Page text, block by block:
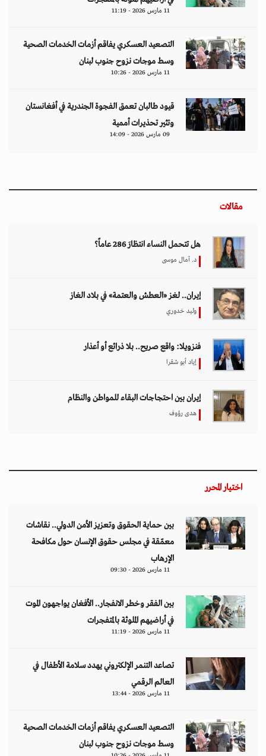
11 مارس 2026 - 11:19
التصعيد العسكري يفاقم أزمات الخدمات الصحية
وسط موجات نزوح جنوب لبنان
11 مارس 2026 - 10:26
قيود طالبان تعمق الفجوة الجندرية في أفغانستان
وتثير تحذيرات أممية
09 مارس 2026 - 14:09
مقالات
هل تتحمل النساء انتظارَ 286 عاماً؟
د. آمال موسى
إيران.. لغز «العطش والعتمة» في بلاد الغاز
وليد خدوري
فنزويلا: واقع صريح.. بلا ذرائع أو أعذار
إياد أبو شقرا
إيران بين احتجاجات البقاء للمواطن والنظام
هدى رؤوف
اختيار المحرر
بين حماية الحقوق وتعزيز الأمن الدولي.. نقاشات
معمّقة في مجلس حقوق الإنسان حول مكافحة
الإرهاب
11 مارس 2026 - 09:30
بين الفقر وخطر الانفجار.. الأفغان يواجهون الموت
في أراضيهم الملوثة بالمتفجرات
11 مارس 2026 - 11:19
تصاعد التنمر الإلكتروني يهدد سلامة الأطفال في
العالم الرقمي
11 مارس 2026 - 13:44
التصعيد العسكري يفاقم أزمات الخدمات الصحية
وسط موجات نزوح جنوب لبنان